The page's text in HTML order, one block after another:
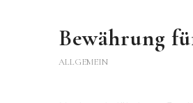
Bewährung
ALLGEMEIN